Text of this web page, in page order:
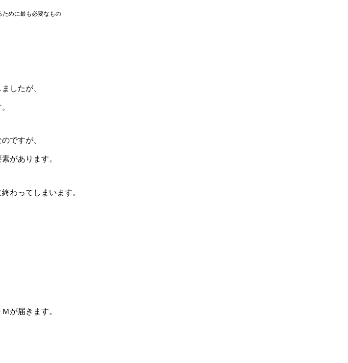
ために最も必要なもの
したが、
ですが、
があります。
わってしまいます。
が届きます。